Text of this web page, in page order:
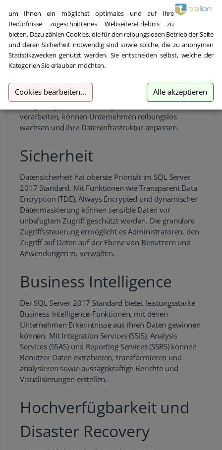
Leistung und
Skalierbarkeit
Der SQL Server 2017 Standard bietet eine erstklassige
Datenbankanwendungen jeder Größe. Mit der
Unterstützung von Multi-Core-Prozessoren und der
verarbeiten, können Unternehmen reibungslos
wachsen und ihre Dateninfrastruktur anpassen.
Sicherheit
Datensicherheit hat oberste Priorität im SQL Server
2017 Standard. Mit Funktionen wie Transparent Data
Encryption (TDE), Always Encrypted und dynamischer
Datenmaskierung können sensible Daten vor
unbefugtem Zugriff geschützt werden. Die granulare
Zugriffssteuerung ermöglicht es Administratoren, den
Zugriff auf Daten auf der Ebene von Benutzern und
Anwendungen zu verwalten.
Business Intelligence
Der SQL Server 2017 Standard bietet leistungsstarke
Business-Intelligence-Funktionen, mit denen
Unternehmen Erkenntnisse aus ihren Daten gewinnen
können. Mit Integration Services (SSIS), Analysis
Services (SSAS) und Reporting Services (SSRS) können
Benutzer Daten extrahieren, transformieren und
analysieren sowie aussagekräftige Berichte und
Visualisierungen erstellen.
Hochverfügbarkeit und
Disaster Recovery
um Ihnen ein möglichst optimales und auf Ihre
Bedürfnisse zugeschnittenes Webseiten-Erlebnis zu
bieten. Dazu zählen Cookies, die für den reibungslosen Betrieb der Seite
und deren Sicherheit notwendig sind sowie solche, die zu anonymen
Statistikzwecken genutzt werden. Sie entscheiden selbst, welche der
Kategorien Sie erlauben möchten.
Cookies bearbeiten... Alle akzeptieren